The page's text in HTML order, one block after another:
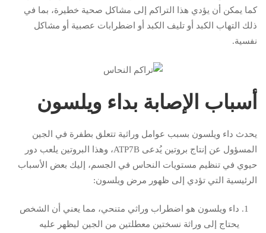
كما يمكن أن يؤدي هذا التراكم إلى مشاكل صحية خطيرة، بما في
ذلك التهاب الكبد أو تليف الكبد أو اضطرابات عصبية أو مشاكل
نفسية.
أسباب الإصابة بداء ويلسون
يحدث داء ويلسون بسبب عوامل وراثية تتعلق بطفرة في الجين
المسؤول عن إنتاج بروتين يُدعى ATP7B، وهذا البروتين يلعب دور
حيوي في تنظيم مستويات النحاس في الجسم، إليك بعض الأسباب
الرئيسية التي تؤدي إلى ظهور مرض ويلسون:
داء ويلسون هو اضطراب وراثي متنحي، مما يعني أن الشخص
يحتاج إلى وراثة نسختين معطلتين من الجين ليظهر عليه